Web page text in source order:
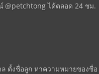
@petchtong ได้ตลอด 24 ชม.
ตั้งชื่อลูก หาความหมายของชื่อ